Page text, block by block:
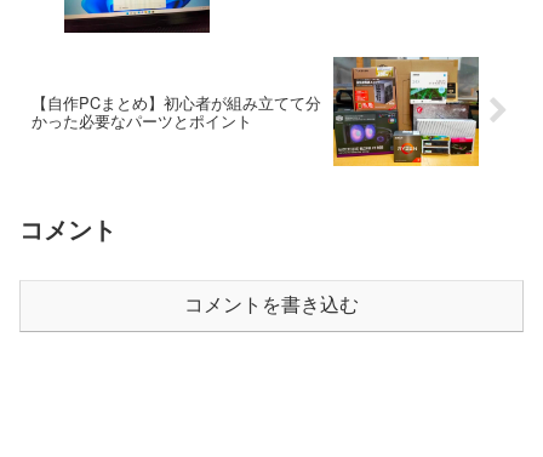
【自作PCまとめ】初心者が組み立てて分
かった必要なパーツとポイント
コメント
コメントを書き込む